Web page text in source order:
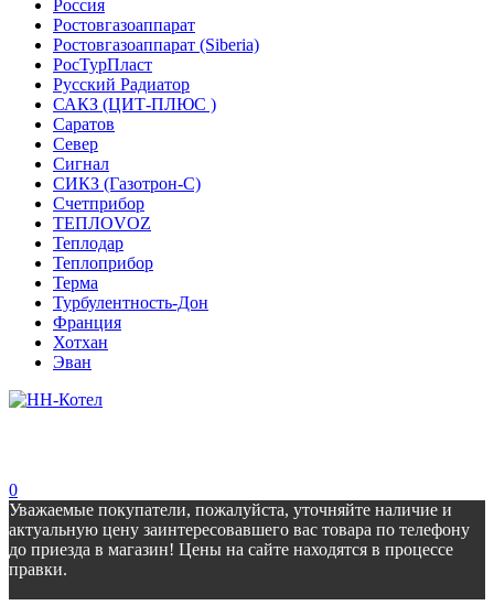
Россия
Ростовгазоаппарат
Ростовгазоаппарат (Siberia)
РосТурПласт
Русский Радиатор
САКЗ (ЦИТ-ПЛЮС )
Саратов
Север
Сигнал
СИКЗ (Газотрон-С)
Счетприбор
ТЕПЛОVOZ
Теплодар
Теплоприбор
Терма
Турбулентность-Дон
Франция
Хотхан
Эван
0
Уважаемые покупатели, пожалуйста, уточняйте наличие и
актуальную цену заинтересовавшего вас товара по телефону
до приезда в магазин! Цены на сайте находятся в процессе
правки.